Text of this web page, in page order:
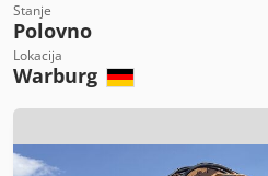
Stanje
Polovno
Lokacija
Warburg